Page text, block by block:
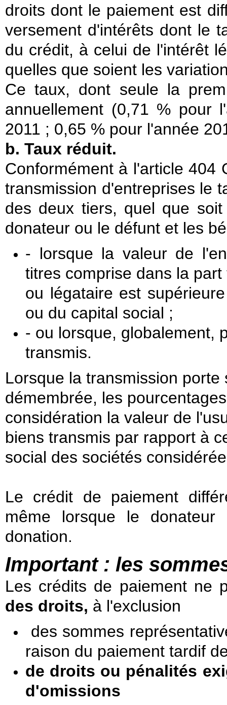
droits dont le paiement est
versement d'intérêts dont le
du crédit, à celui de l'intérêt
quelles que soient les
Ce taux, dont seule la
annuellement (0,71 % pour
2011 ; 0,65 % pour l'année
b. Taux réduit.
Conformément à l'article 404
transmission d'entreprises le
des deux tiers, quel que
donateur ou le défunt et les
- lorsque la valeur de
titres comprise dans la
ou légataire est
ou du capital social ;
- ou lorsque, globalement,
transmis.
Lorsque la transmission
démembrée, les
considération la valeur de
biens transmis par rapport à
social des sociétés
Le crédit de paiement
même lorsque le
donation.
Important : les
Les crédits de paiement ne
des droits, à l'exclusion
des sommes
raison du paiement tardif
de droits ou pénalités
d'omissions